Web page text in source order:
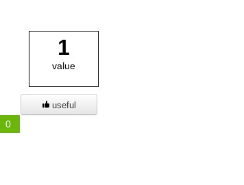
1
value
useful
0